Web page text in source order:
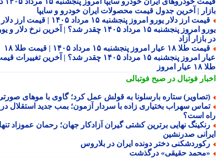
| آخرین جدول قیمت محصولات ایران خودرو و سایپا
قیمت ارز دلار یورو امروز پنجشنبه ۱۵ مرداد ۱۴۰۵ | قیمت ارز دلار
یورو امروز پنجشنبه ۱۵ مرداد ۱۴۰۵ چقدر شد؟ | آخرین نرخ دلار و یورو
آزاد
قیمت طلا ۱۸ عیار امروز پنجشنبه ۱۵ مرداد ۱۴۰۵ | قیمت طلا ۱۸
عیار امروز پنجشنبه ۱۵ مرداد ۱۴۰۵ چقدر شد؟ | آخرین تغییرات قیمت
امروز
فوتبال در صبح فوتبالی
ستاره بارسلونا به قولش عمل کرد؛ گاوی با موهای صورتی!
سهراب بختیاری زاده با سردار آزمون؛ بمب جدید استقلال در
است؟
نهایی برترین کشتی گیران آزادکار جهان؛ رحمان عموزاد تنها
صدرنشین
دختر دونده ایران در بلاروس
حقیقی» درگذشت